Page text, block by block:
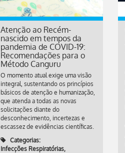
Atenção ao Recém-
nascido em tempos da
pandemia de COVID-19:
Recomendações para o
Método Canguru
O momento atual exige uma visão
integral, sustentando os princípios
básicos de atenção e humanização,
que atenda a todas as novas
solicitações diante do
desconhecimento, incertezas e
escassez de evidências científicas.
Categorias:
Infecções Respiratórias,